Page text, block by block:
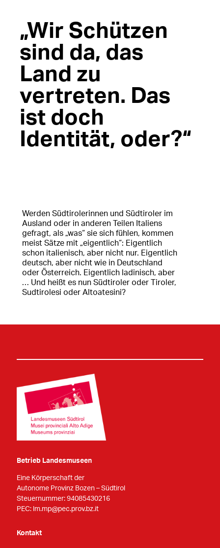
„Wir Schützen
sind da, das
Land zu
vertreten. Das
ist doch
Identität, oder?“
Werden Südtirolerinnen und Südtiroler im
Ausland oder in anderen Teilen Italiens
gefragt, als „was“ sie sich fühlen, kommen
meist Sätze mit „eigentlich“: Eigentlich
schon italienisch, aber nicht nur. Eigentlich
deutsch, aber nicht wie in Deutschland
oder Österreich. Eigentlich ladinisch, aber
… Und heißt es nun Südtiroler oder Tiroler,
Sudtirolesi oder Altoatesini?
Betrieb Landesmuseen
Eine Körperschaft der
Autonome Provinz Bozen – Südtirol
Steuernummer: 94085430216
PEC: lm.mp@pec.prov.bz.it
Kontakt